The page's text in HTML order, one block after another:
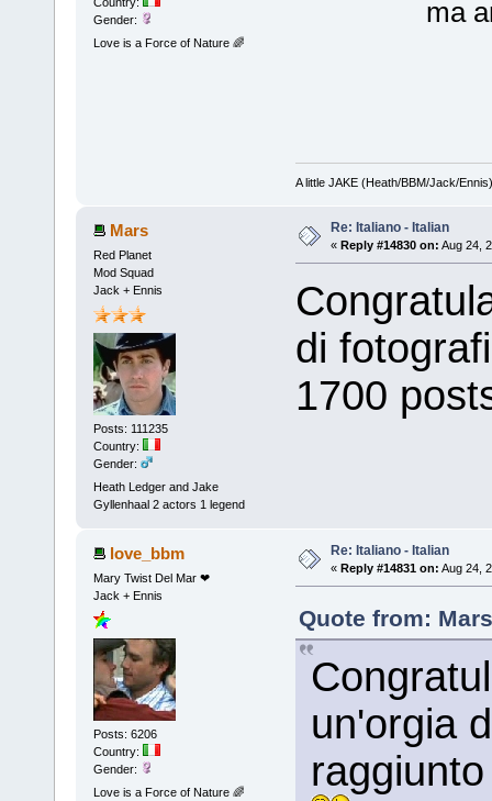
Gender:
Love is a Force of Nature 🌈
ma
A little JAKE (Heath/BBM/Jack/
Mars
Red Planet
Mod Squad
Jack + Ennis
Posts: 111235
Country:
Gender:
Heath Ledger and Jake
Gyllenhaal 2 actors 1 legend
Re: Italiano - Italian
« Reply #14830 on: Aug 24,
di
1700
love_bbm
Mary Twist Del Mar ❤
Jack + Ennis
Posts: 6206
Country:
Gender:
Love is a Force of Nature 🌈
Re: Italiano - Italian
« Reply #14831 on: Aug 24,
Quote from:
un'orgia